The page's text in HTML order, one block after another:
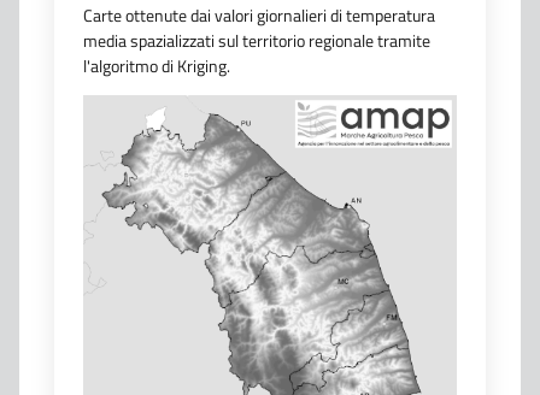
Carte ottenute dai valori giornalieri di temperatura
media spazializzati sul territorio regionale tramite
l'algoritmo di Kriging.